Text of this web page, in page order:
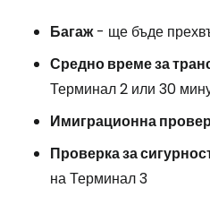
Багаж- ще бъде
Средно време за
Терминал 2 или 30
Имиграционна
Проверка за
на Терминал 3